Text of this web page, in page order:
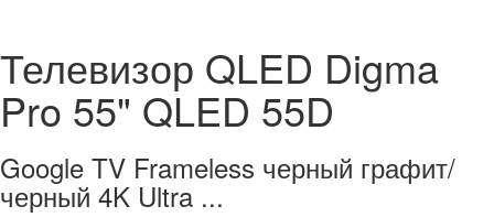
Телевизор QLED Digma
Pro 55" QLED 55D
Google TV Frameless черный графит/
черный 4K Ultra ...